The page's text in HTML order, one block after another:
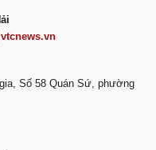
Số 58 Quán Sứ, phường